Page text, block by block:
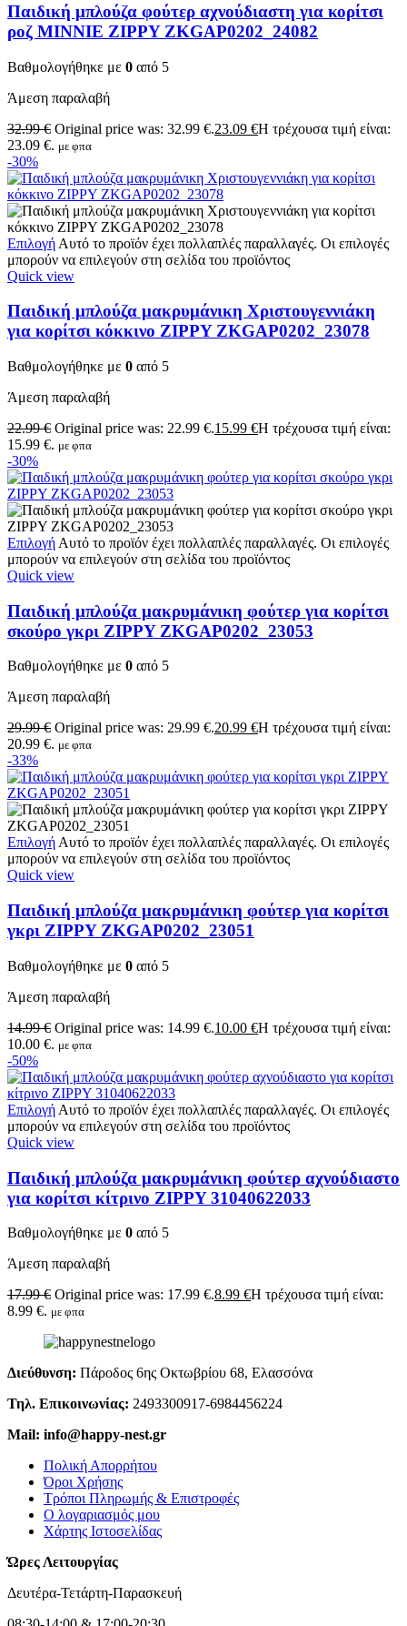
Παιδική μπλούζα φούτερ αχνούδιαστη για κορίτσι
ροζ MINNIE ZIPPY ZKGAP0202_24082
Βαθμολογήθηκε με 0 από 5
Άμεση παραλαβή
32.99€ Original price was: 32.99 €.23.09 €Η τρέχουσα τιμή είναι:
23.09 €. με φπα
-30%
Επιλογή Αυτό το προϊόν έχει πολλαπλές παραλλαγές. Οι επιλογές
μπορούν να επιλεγούν στη σελίδα του προϊόντος
Quick view
Παιδική μπλούζα μακρυμάνικη Χριστουγεννιάκη
για κορίτσι κόκκινο ZIPPY ZKGAP0202_23078
Βαθμολογήθηκε με 0 από 5
Άμεση παραλαβή
22.99€ Original price was: 22.99 €.15.99 €Η τρέχουσα τιμή είναι:
15.99 €. με φπα
-30%
Επιλογή Αυτό το προϊόν έχει πολλαπλές παραλλαγές. Οι επιλογές
μπορούν να επιλεγούν στη σελίδα του προϊόντος
Quick view
Παιδική μπλούζα μακρυμάνικη φούτερ για κορίτσι
σκούρο γκρι ZIPPY ZKGAP0202_23053
Βαθμολογήθηκε με 0 από 5
Άμεση παραλαβή
29.99€ Original price was: 29.99 €.20.99 €Η τρέχουσα τιμή είναι:
20.99 €. με φπα
-33%
ΕπιλογήΑυτό το προϊόν έχει πολλαπλές παραλλαγές. Οι επιλογές
μπορούν να επιλεγούν στη σελίδα του προϊόντος
Quick view
Παιδική μπλούζα μακρυμάνικη φούτερ για κορίτσι
γκρι ZIPPY ZKGAP0202_23051
Βαθμολογήθηκε με 0 από 5
Άμεση παραλαβή
14.99€ Original price was: 14.99 €.10.00 €Η τρέχουσα τιμή είναι:
10.00 €. με φπα
-50%
Επιλογή Αυτό το προϊόν έχει πολλαπλές παραλλαγές. Οι επιλογές
μπορούν να επιλεγούν στη σελίδα του προϊόντος
Quick view
Παιδική μπλούζα μακρυμάνικη φούτερ αχνούδιαστο
για κορίτσι κίτρινο ZIPPY 31040622033
Βαθμολογήθηκε με 0 από 5
Άμεση παραλαβή
17.99€ Original price was: 17.99 €.8.99 €Η τρέχουσα τιμή είναι:
8.99 €. με φπα
Διεύθυνση: Πάροδος 6ης Οκτωβρίου 68, Ελασσόνα
Τηλ. Επικοινωνίας: 2493300917-6984456224
Mail: info@happy-nest.gr
Πολική Απορρήτου
Όροι Χρήσης
Τρόποι Πληρωμής & Επιστροφές
Ο λογαριασμός μου
Χάρτης Ιστοσελίδας
Ώρες Λειτουργίας
Δευτέρα-Τετάρτη-Παρασκευή